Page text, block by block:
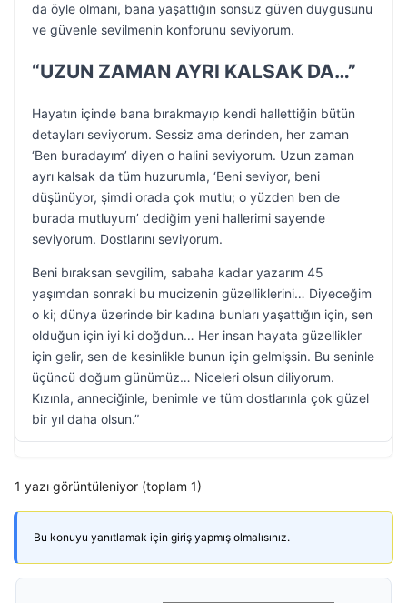
da öyle olmanı, bana yaşattığın sonsuz güven duygusunu
ve güvenle sevilmenin konforunu seviyorum.
“UZUN ZAMAN AYRI KALSAK DA…”
Hayatın içinde bana bırakmayıp kendi hallettiğin bütün
detayları seviyorum. Sessiz ama derinden, her zaman
‘Ben buradayım’ diyen o halini seviyorum. Uzun zaman
ayrı kalsak da tüm huzurumla, ‘Beni seviyor, beni
düşünüyor, şimdi orada çok mutlu; o yüzden ben de
burada mutluyum’ dediğim yeni hallerimi sayende
seviyorum. Dostlarını seviyorum.
Beni bıraksan sevgilim, sabaha kadar yazarım 45
yaşımdan sonraki bu mucizenin güzelliklerini… Diyeceğim
o ki; dünya üzerinde bir kadına bunları yaşattığın için, sen
olduğun için iyi ki doğdun… Her insan hayata güzellikler
için gelir, sen de kesinlikle bunun için gelmişsin. Bu seninle
üçüncü doğum günümüz… Niceleri olsun diliyorum.
Kızınla, anneciğinle, benimle ve tüm dostlarınla çok güzel
bir yıl daha olsun.”
1 yazı görüntüleniyor (toplam 1)
Bu konuyu yanıtlamak için giriş yapmış olmalısınız.